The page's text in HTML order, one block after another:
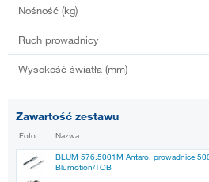
Nośność (kg)
Ruch prowadnicy
Wysokość światła (mm)
Zawartość zestawu
Foto Nazwa
BLUM 576.5001M Antaro, prowadnice
Blumotion/TOB